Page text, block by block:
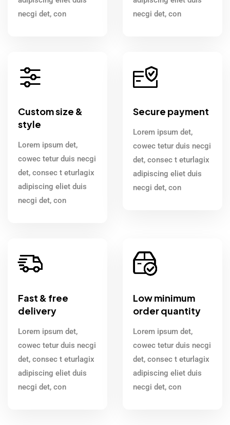
necgi det, con
necgi det, con
Custom size &
style
Lorem ipsum det,
cowec tetur duis necgi
det, consec t eturlagix
adipiscing eliet duis
necgi det, con
Secure payment
Lorem ipsum det,
cowec tetur duis necgi
det, consec t eturlagix
adipiscing eliet duis
necgi det, con
Fast & free
delivery
Lorem ipsum det,
cowec tetur duis necgi
det, consec t eturlagix
adipiscing eliet duis
necgi det, con
Low minimum
order quantity
Lorem ipsum det,
cowec tetur duis necgi
det, consec t eturlagix
adipiscing eliet duis
necgi det, con